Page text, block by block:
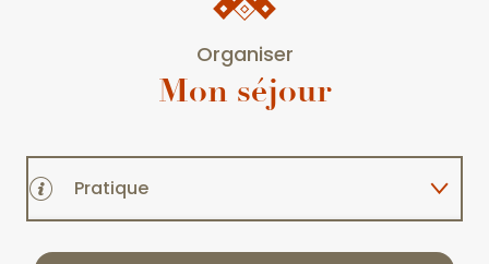
Organiser
Mon séjour
Pratique
Dormir